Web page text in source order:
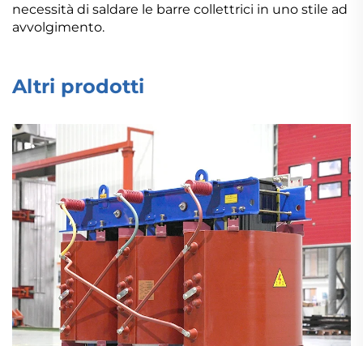
necessità di saldare le barre collettrici in uno stile ad
avvolgimento.
Altri prodotti